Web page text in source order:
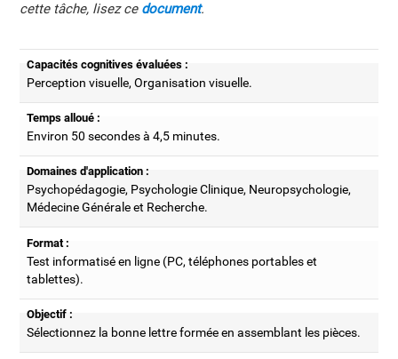
cette tâche, lisez ce document.
Capacités cognitives évaluées :
Perception visuelle, Organisation visuelle.
Temps alloué :
Environ 50 secondes à 4,5 minutes.
Domaines d'application :
Psychopédagogie, Psychologie Clinique, Neuropsychologie,
Médecine Générale et Recherche.
Format :
Test informatisé en ligne (PC, téléphones portables et
tablettes).
Objectif :
Sélectionnez la bonne lettre formée en assemblant les pièces.